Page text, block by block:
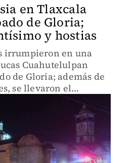
en Tlaxcala
de Gloria;
y hostias
irrumpieron en una
Cuahutelulpan
de Gloria; además de
se llevaron el
consagradas.